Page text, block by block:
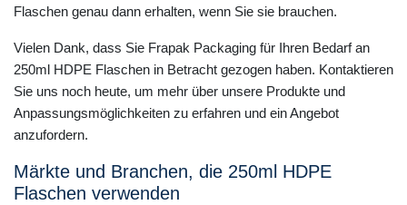
Flaschen genau dann erhalten, wenn Sie sie brauchen.
Vielen Dank, dass Sie Frapak Packaging für Ihren Bedarf an
250ml HDPE Flaschen in Betracht gezogen haben. Kontaktieren
Sie uns noch heute, um mehr über unsere Produkte und
Anpassungsmöglichkeiten zu erfahren und ein Angebot
anzufordern.
Märkte und Branchen, die 250ml HDPE
Flaschen verwenden